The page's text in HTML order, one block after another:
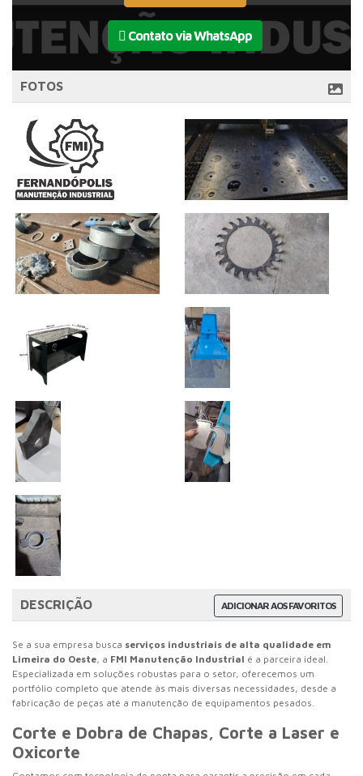
Contato via WhatsApp
FOTOS
ADICIONAR AOS FAVORITOS
DESCRIÇÃO
Se a sua empresa busca serviços industriais de alta qualidade em
Limeira do Oeste, a FMI Manutenção Industrial é a parceira ideal.
Especializada em soluções robustas para o setor, oferecemos um
portfólio completo que atende às mais diversas necessidades, desde a
fabricação de peças até a manutenção de equipamentos pesados.
Corte e Dobra de Chapas, Corte a Laser e
Oxicorte